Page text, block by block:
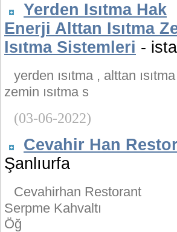
Yerden Isıtma Hak
Enerji Alttan Isıtma
Isıtma Sistemleri -
yerden ısıtma , alttan ısıtma
zemin ısıtma s
(03-06-2022)
Cevahir Han
Şanlıurfa
Cevahirhan Restorant
Serpme Kahvaltı
Öğ